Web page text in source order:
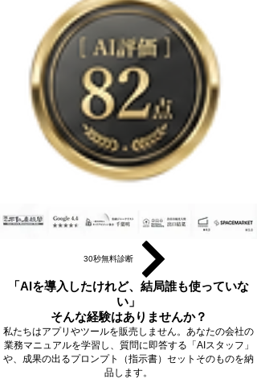
30秒無料診断
「AIを導入したけれど、結局誰も使っていな
い」
そんな経験はありませんか？
私たちはアプリやツールを販売しません。あなたの会社の
業務マニュアルを学習し、質問に即答する「AIスタッフ」
や、成果の出るプロンプト（指示書）セットそのものを納
品します。